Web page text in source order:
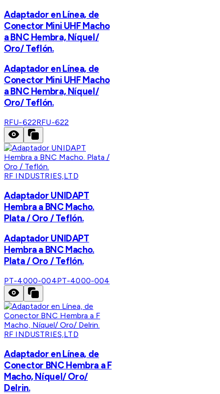
Adaptador en Línea, de
Conector Mini UHF Macho
a BNC Hembra, Níquel/
Oro/ Teflón.
Adaptador en Línea, de
Conector Mini UHF Macho
a BNC Hembra, Níquel/
Oro/ Teflón.
RFU-622RFU-622
RF INDUSTRIES,LTD
Adaptador UNIDAPT
Hembra a BNC Macho.
Plata / Oro / Teflón.
Adaptador UNIDAPT
Hembra a BNC Macho.
Plata / Oro / Teflón.
PT-4000-004PT-4000-004
RF INDUSTRIES,LTD
Adaptador en Línea, de
Conector BNC Hembra a F
Macho, Níquel/ Oro/
Delrin.